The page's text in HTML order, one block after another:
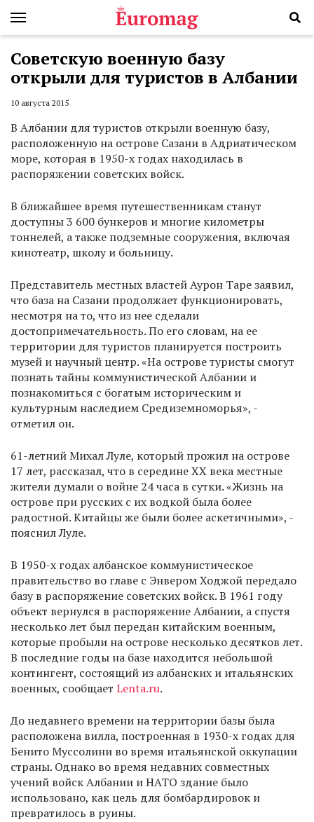
Советскую военную базу
открыли для туристов в Албании
10 августа 2015
В Албании для туристов открыли военную базу,
расположенную на острове Сазани в Адриатическом
море, которая в 1950-х годах находилась в
распоряжении советских войск.
В ближайшее время путешественникам станут
доступны 3 600 бункеров и многие километры
тоннелей, а также подземные сооружения, включая
кинотеатр, школу и больницу.
Представитель местных властей Аурон Таре заявил,
что база на Сазани продолжает функционировать,
несмотря на то, что из нее сделали
достопримечательность. По его словам, на ее
территории для туристов планируется построить
музей и научный центр. «На острове туристы смогут
познать тайны коммунистической Албании и
познакомиться с богатым историческим и
культурным наследием Средиземноморья», -
отметил он.
61-летний Михал Луле, который прожил на острове
17 лет, рассказал, что в середине XX века местные
жители думали о войне 24 часа в сутки. «Жизнь на
острове при русских с их водкой была более
радостной. Китайцы же были более аскетичными», -
пояснил Луле.
В 1950-х годах албанское коммунистическое
правительство во главе с Энвером Ходжой передало
базу в распоряжение советских войск. В 1961 году
объект вернулся в распоряжение Албании, а спустя
несколько лет был передан китайским военным,
которые пробыли на острове несколько десятков лет.
В последние годы на базе находится небольшой
контингент, состоящий из албанских и итальянских
военных, сообщает Lenta.ru.
До недавнего времени на территории базы была
расположена вилла, построенная в 1930-х годах для
Бенито Муссолини во время итальянской оккупации
страны. Однако во время недавних совместных
учений войск Албании и НАТО здание было
использовано, как цель для бомбардировок и
превратилось в руины.